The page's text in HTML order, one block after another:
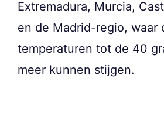
Extremadura, Murcia,
en de Madrid-regio, waar
temperaturen tot de 40
meer kunnen stijgen.